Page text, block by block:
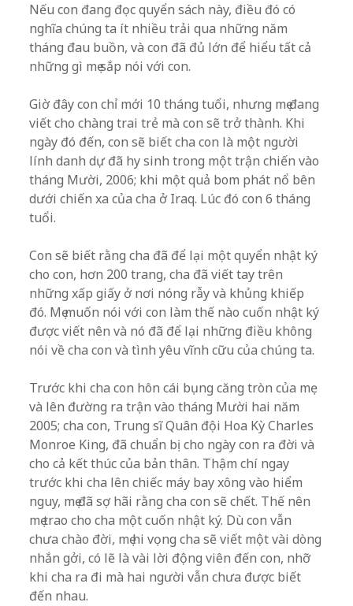
Nếu con đang đọc quyển sách này, điều đó có
nghĩa chúng ta ít nhiều trải qua những năm
tháng đau buồn, và con đã đủ lớn để hiểu tất cả
những gì mẹ sắp nói với con.
Giờ đây con chỉ mới 10 tháng tuổi, nhưng mẹ đang
viết cho chàng trai trẻ mà con sẽ trở thành. Khi
ngày đó đến, con sẽ biết cha con là một người
lính danh dự đã hy sinh trong một trận chiến vào
tháng Mười, 2006; khi một quả bom phát nổ bên
dưới chiến xa của cha ở Iraq. Lúc đó con 6 tháng
tuổi.
Con sẽ biết rằng cha đã để lại một quyển nhật ký
cho con, hơn 200 trang, cha đã viết tay trên
những xấp giấy ở nơi nóng rẫy và khủng khiếp
đó. Mẹ muốn nói với con làm thế nào cuốn nhật ký
được viết nên và nó đã để lại những điều không
nói về cha con và tình yêu vĩnh cữu của chúng ta.
Trước khi cha con hôn cái bụng căng tròn của mẹ
và lên đường ra trận vào tháng Mười hai năm
2005; cha con, Trung sĩ Quân đội Hoa Kỳ Charles
Monroe King, đã chuẩn bị cho ngày con ra đời và
cho cả kết thúc của bản thân. Thậm chí ngay
trước khi cha lên chiếc máy bay xông vào hiểm
nguy, mẹ đã sợ hãi rằng cha con sẽ chết. Thế nên
mẹ trao cho cha một cuốn nhật ký. Dù con vẫn
chưa chào đời, mẹ hi vọng cha sẽ viết một vài dòng
nhắn gởi, có lẽ là vài lời động viên đến con, nhỡ
khi cha ra đi mà hai người vẫn chưa được biết
đến nhau.